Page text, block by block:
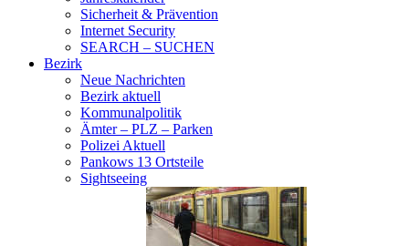
Sicherheit & Prävention
Internet Security
SEARCH – SUCHEN
Bezirk
Neue Nachrichten
Bezirk aktuell
Kommunalpolitik
Ämter – PLZ – Parken
Polizei Aktuell
Pankows 13 Ortsteile
Sightseeing